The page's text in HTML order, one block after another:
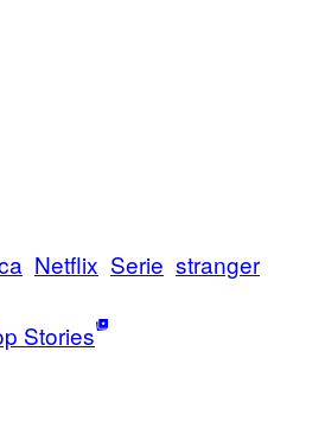
Netflix Serie stranger
Stories